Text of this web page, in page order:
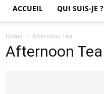
ACCUEIL QUI SUIS-JE ?
Home Afternoon Tea
Afternoon Tea